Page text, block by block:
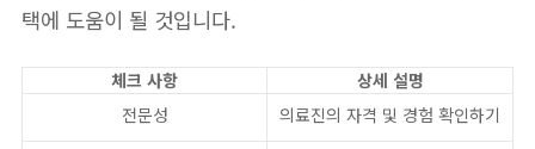
택에 도움이 될 것입니다.
체크 사항
상세 설명
전문성
의료진의 자격 및 경험 확인하기